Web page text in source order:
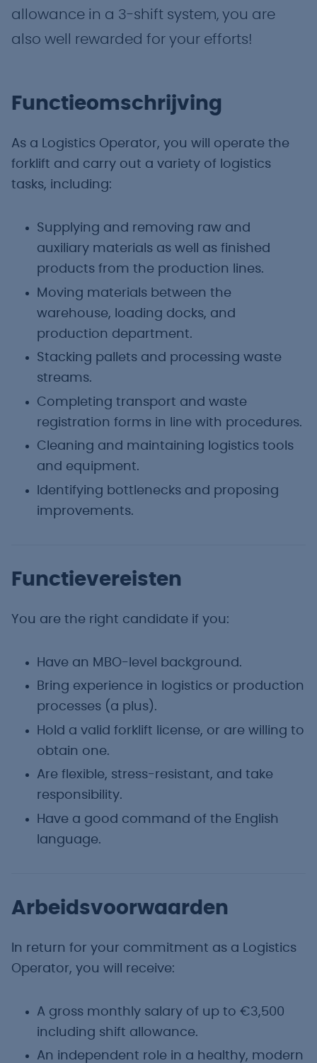
allowance in a 3-shift system, you are
also well rewarded for your efforts!
Functieomschrijving
As a Logistics Operator, you will operate the
forklift and carry out a variety of logistics
tasks, including:
Supplying and removing raw and
auxiliary materials as well as finished
products from the production lines.
Moving materials between the
warehouse, loading docks, and
production department.
Stacking pallets and processing waste
streams.
Completing transport and waste
registration forms in line with procedures.
Cleaning and maintaining logistics tools
and equipment.
Identifying bottlenecks and proposing
improvements.
Functievereisten
You are the right candidate if you:
Have an MBO-level background.
Bring experience in logistics or production
processes (a plus).
Hold a valid forklift license, or are willing to
obtain one.
Are flexible, stress-resistant, and take
responsibility.
Have a good command of the English
language.
Arbeidsvoorwaarden
In return for your commitment as a Logistics
Operator, you will receive:
A gross monthly salary of up to €3,500
including shift allowance.
An independent role in a healthy, modern